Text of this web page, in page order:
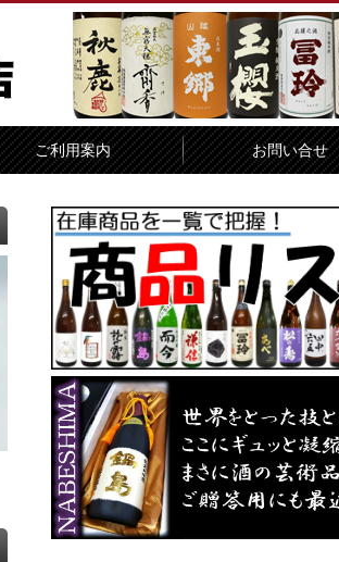
ご利用案内 お問い合せ